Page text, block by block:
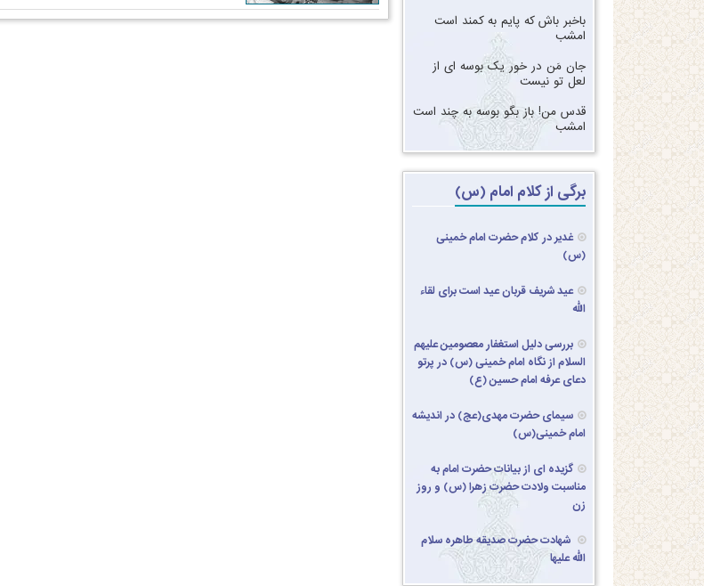
‏‏باخبر باش که پایم به کمند است
امشب‏
‏‏جان مَن در خور یک بوسه ای از
لعل تو نیست‏
‏‏قدس من! باز بگو بوسه به چند است
امشب
برگی از کلام امام (س)
غدیر در کلام حضرت امام خمینی
(س)
عید شریف قربان عید است برای لقاء
الله
بررسی دلیل استغفار معصومین علیهم
السلام از نگاه امام خمینی (س) در پرتو
دعای عرفه امام حسین (ع)
سیمای حضرت مهدی(عج) در اندیشه
امام خمینی(س)
گزیده ای از بیانات حضرت امام به
مناسبت ولادت حضرت زهرا (س) و روز
زن
شهادت حضرت صدیقه طاهره سلام
الله علیها